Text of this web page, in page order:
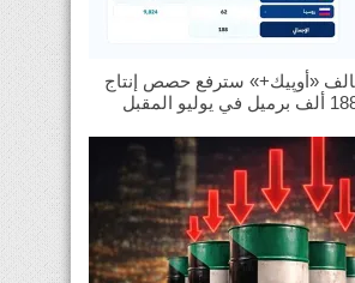
«أوپيك+» سترفع حصص إنتاج